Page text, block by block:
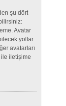
şu dört
Avatar
yollar
avatarları
ile iletişime